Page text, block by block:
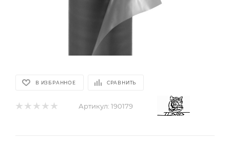
В ИЗБРАННОЕ СРАВНИТЬ
Артикул: 190179